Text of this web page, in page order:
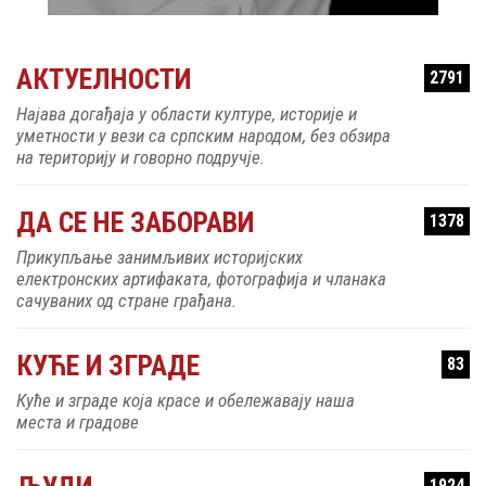
АКТУЕЛНОСТИ 2791
Најава догађаја у области културе, историје и
уметности у вези са српским народом, без обзира
на територију и говорно подручје.
ДА СЕ НЕ ЗАБОРАВИ 1378
Прикупљање занимљивих историјских
електронских артифаката, фотографија и чланака
сачуваних од стране грађана.
КУЋЕ И ЗГРАДЕ 83
Куће и зграде која красе и обележавају наша
места и градове
ЉУДИ 1924